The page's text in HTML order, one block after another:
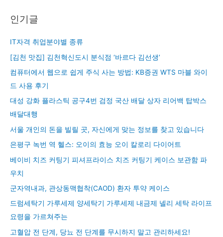
인기글
IT자격 취업분야별 종류
[김천 맛집] 김천혁신도시 분식점 ‘바르다 김선생’
컴퓨터에서 웹으로 쉽게 주식 사는 방법: KB증권 WTS 마블 와이
드 사용 후기
대성 강화 플라스틱 공구4번 검정 국산 배달 상자 리어백 탑박스
배달대행
서울 개인의 돈을 빌릴 곳, 자신에게 맞는 정보를 찾고 있습니다
은평구 녹번 역 헬스: 오이의 효능 오이 칼로리 다이어트
베이비 치즈 커팅기 피셔프라이스 치즈 커팅기 케이스 보관함 파
우치
군자역내과, 관상동맥협착(CAOD) 환자 투약 케이스
드럼세탁기 가루세제 양세탁기 가루세제 내금제 넬리 세탁 라이프
요령을 가르쳐주는
고혈압 전 단계, 당뇨 전 단계를 무시하지 말고 관리하세요!